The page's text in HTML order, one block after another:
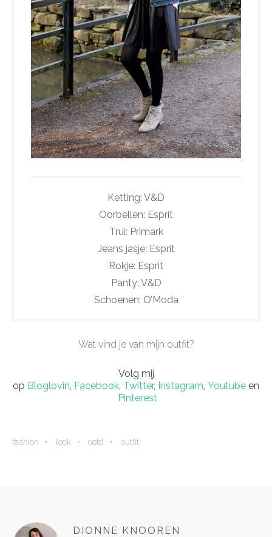
Ketting: V&D
Oorbellen: Esprit
Trui: Primark
Jeans jasje: Esprit
Rokje: Esprit
Panty: V&D
Schoenen: O’Moda
Wat vind je van mijn outfit?
Volg mij
op Bloglovin, Facebook, Twitter, Instagram, Youtube en
Pinterest
fashion look ootd outfit
DIONNE KNOOREN